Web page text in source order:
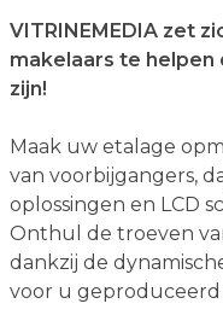
VITRINEMEDIA zet
makelaars te helpen
zijn!
Maak uw etalage
van voorbijgangers,
oplossingen en LCD
Onthul de troeven
dankzij de
voor u geproduceerd